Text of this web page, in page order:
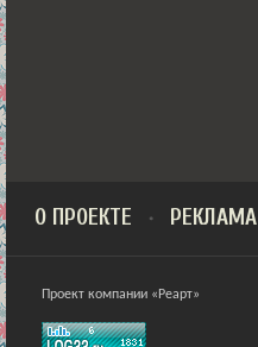
О ПРОЕКТЕ РЕКЛАМА
Проект компании «Реарт»